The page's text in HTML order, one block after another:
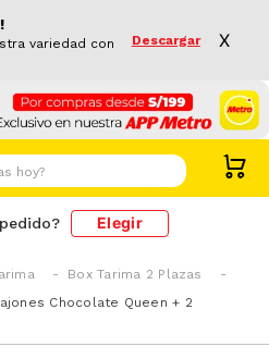
variedad con
Descargar X
Elegir
Box Tarima 2 Plazas
Chocolate Queen + 2